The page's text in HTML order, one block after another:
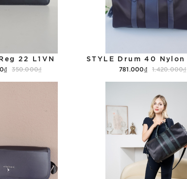
22 L1VN
350.000₫ 781.000₫ 1.420.000₫